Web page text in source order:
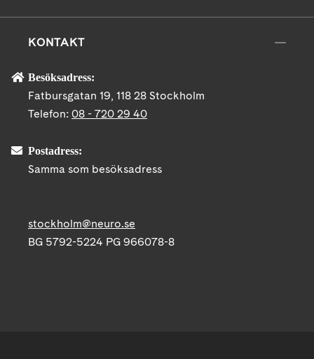
KONTAKT
Besöksadress:
Fatbursgatan 19, 118 28 Stockholm
Telefon: 08 - 720 29 40
Postadress:
Samma som besöksadress
stockholm@neuro.se
BG 5792-5224 PG 966078-8